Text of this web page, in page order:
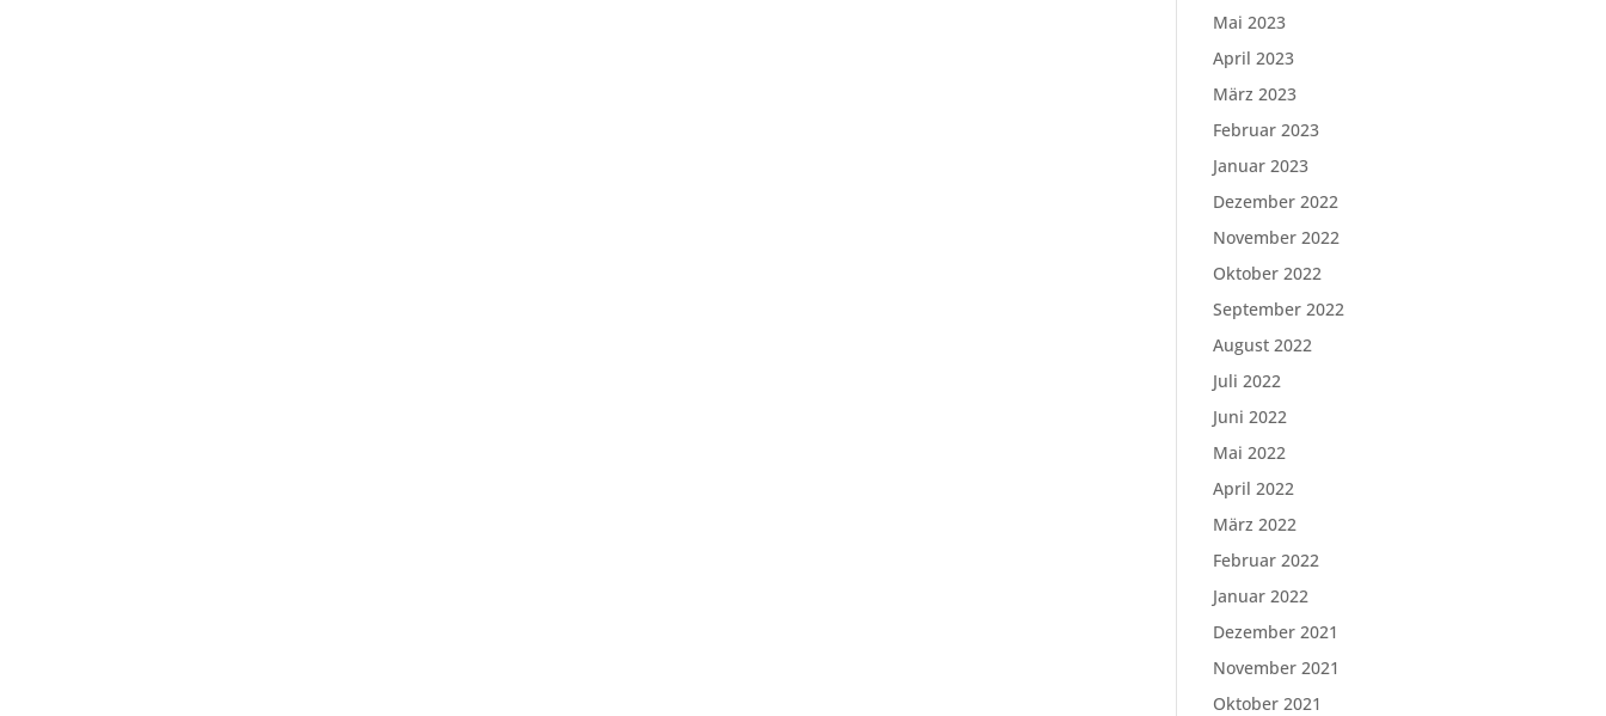
Mai 2023
April 2023
März 2023
Februar 2023
Januar 2023
Dezember 2022
November 2022
Oktober 2022
September 2022
August 2022
Juli 2022
Juni 2022
Mai 2022
April 2022
März 2022
Februar 2022
Januar 2022
Dezember 2021
November 2021
Oktober 2021